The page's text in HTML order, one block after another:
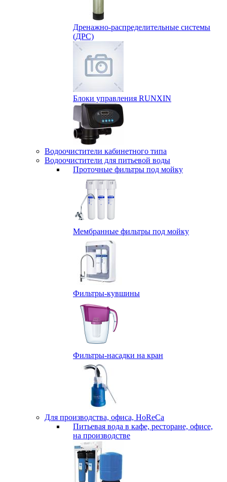
Дренажно-распределительные системы
(ДРС)
Блоки управления RUNXIN
Водоочистители кабинетного типа
Водоочистители для питьевой воды
Проточные фильтры под мойку
Мембранные фильтры под мойку
Фильтры-кувшины
Фильтры-насадки на кран
Для производства, офиса, HoReCa
Питьевая вода в кафе, ресторане, офисе,
на производстве